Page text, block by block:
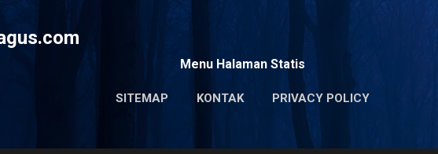
Menu Halaman Statis
SITEMAP KONTAK PRIVACY POLICY